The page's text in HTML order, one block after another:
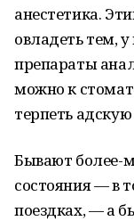
анестетика.
овладеть тем,
препараты
можно к
терпеть адскую
Бывают более-
состояния — в
поездках, — а